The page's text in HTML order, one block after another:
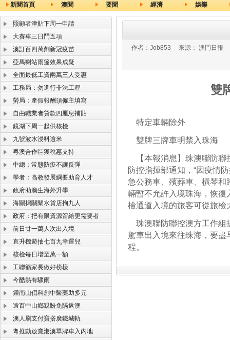
新聞首頁 澳聞 要聞 經濟 娛樂
照顧者津貼下周一申請
大賽車三日鬥五項
澳訂百四萬劑新冠疫苗
亞馬喇站雨篷效果成疑
全面最低工資兩萬三人受惠
工務局：勿進行非法工程
勞局：產假報酬須僱主填寫
自由職業者貸款四厘息補貼
鏡湖下周一起供核檢
九號波水浸料逾米
粵澳合作區獲稅惠支持
中總：常態防疫不讓反彈
學者：高教發展綱要助育人才
政府助澳生海外升學
海關搗關閘水貨店拘九人
政府：把有限資源留給更需要者
前日廿一萬人次出入境
直升機遊抽七百九幸運兒
核檢每日增至萬一額
工聯籲家長做好榜樣
今酷熱有驟雨
鍾南山倡科創中醫藥助多元
逾百中山鄉親盼免隔返澳
澳人刷支付寶搭廣鐵城軌
粵推動放寬港澳單牌車入內地
作者： Job853 來源： 澳門日報
雙
特定車輛除外
雙牌三牌車明禁入珠海
【本報消息】珠澳聯防聯
防控指揮部通知，“因疫情
急公務車、殯葬車、橫琴和
輛暫不允許入境珠海，恢
檢通道入境的旅客可從旅檢
珠澳聯防聯控澳方工作組
駕車出入境來往珠海，要
程。